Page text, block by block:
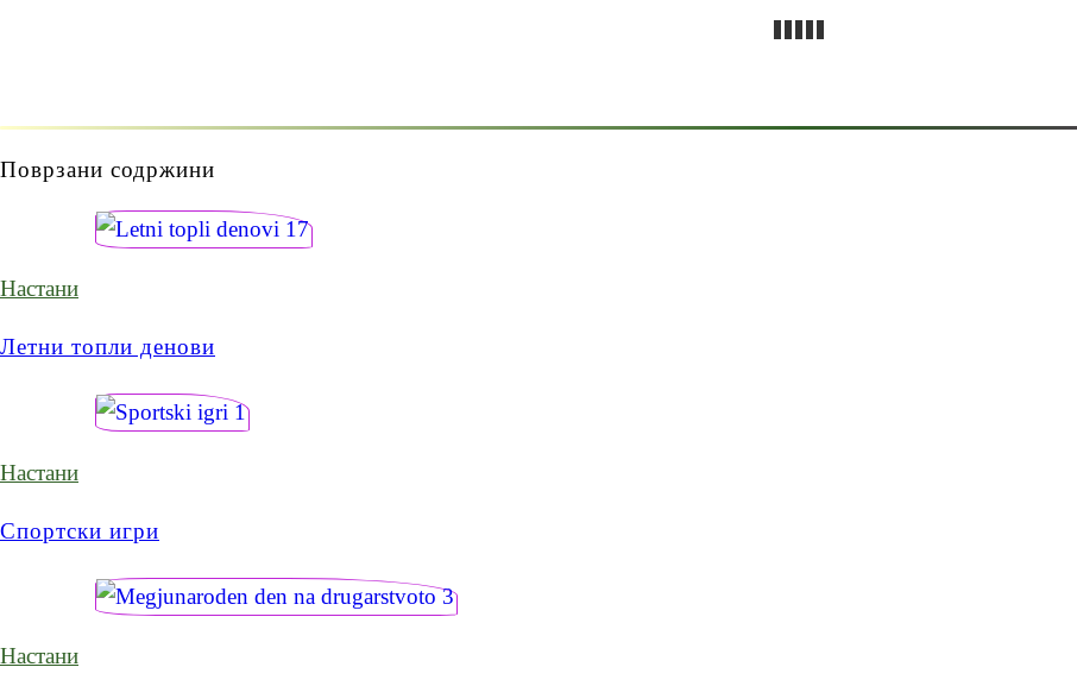
Поврзани содржини
Настани
Летни топли денови
Настани
Спортски игри
Настани